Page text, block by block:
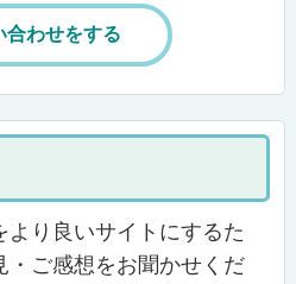
合わせをする
り良いサイトにするた
・ご感想をお聞かせくだ